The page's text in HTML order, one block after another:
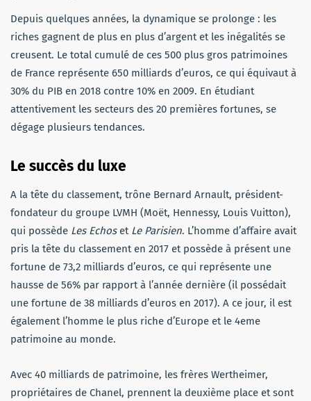
Depuis quelques années, la dynamique se prolonge : les
riches gagnent de plus en plus d’argent et les inégalités se
creusent. Le total cumulé de ces 500 plus gros patrimoines
de France représente 650 milliards d’euros, ce qui équivaut à
30% du PIB en 2018 contre 10% en 2009. En étudiant
attentivement les secteurs des 20 premières fortunes, se
dégage plusieurs tendances.
Le succès du luxe
A la tête du classement, trône Bernard Arnault, président-
fondateur du groupe LVMH (Moët, Hennessy, Louis Vuitton),
qui possède Les Echos et Le Parisien. L’homme d’affaire avait
pris la tête du classement en 2017 et possède à présent une
fortune de 73,2 milliards d’euros, ce qui représente une
hausse de 56% par rapport à l’année dernière (il possédait
une fortune de 38 milliards d’euros en 2017). A ce jour, il est
également l’homme le plus riche d’Europe et le 4eme
patrimoine au monde.
Avec 40 milliards de patrimoine, les frères Wertheimer,
propriétaires de Chanel, prennent la deuxième place et sont